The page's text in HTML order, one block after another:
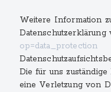
Weitere Information
op=data_protection
Die für uns
eine Verletzung von